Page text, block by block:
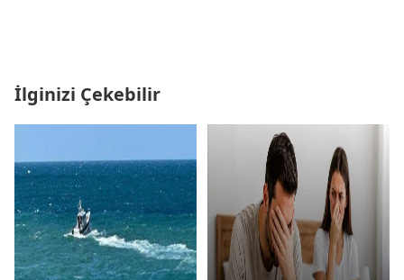
İlginizi Çekebilir